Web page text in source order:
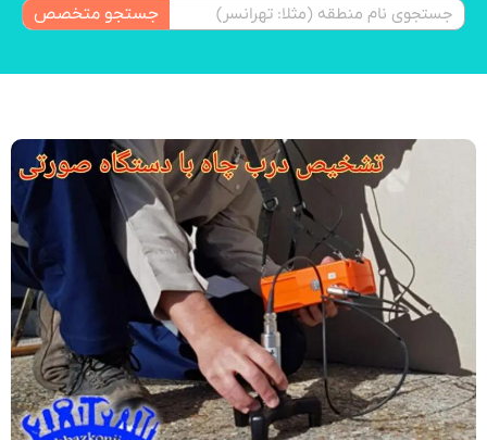
جستجو متخصص